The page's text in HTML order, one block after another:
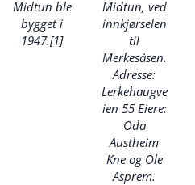
Midtun ble
bygget i
1947.[1]
Midtun, ved
innkjørselen
til
Merkesåsen.
Adresse:
Lerkehaugve
ien 55 Eiere:
Oda
Austheim
Kne og Ole
Asprem.